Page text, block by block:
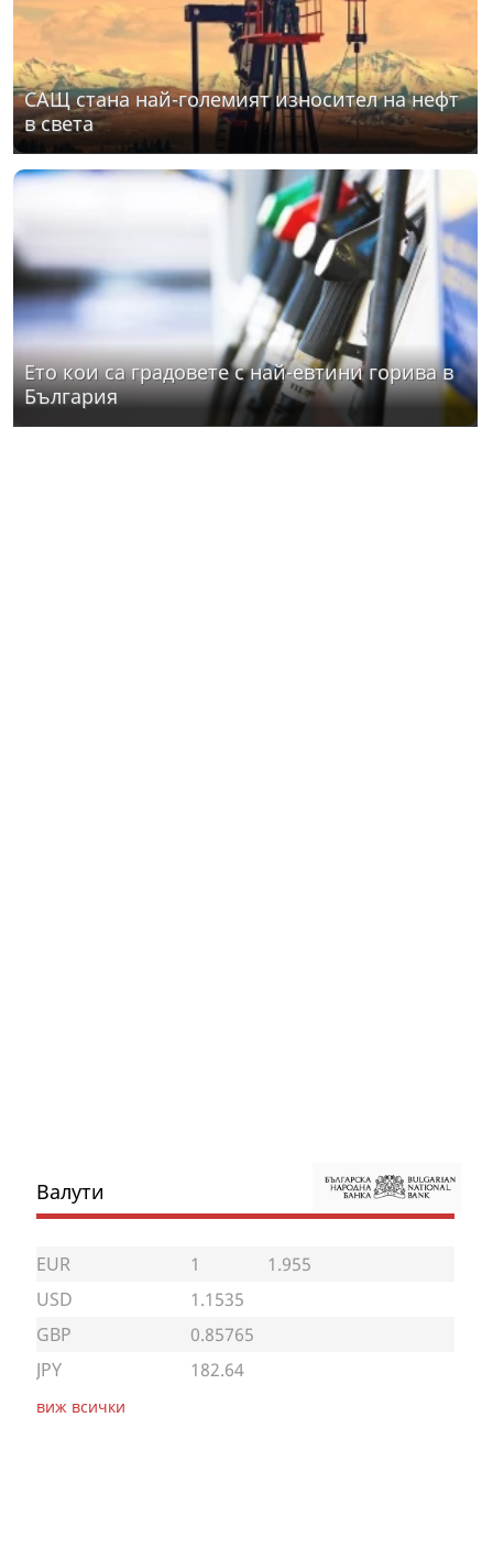
САЩ стана най-големият износител на нефт
в света
Ето кои са градовете с най-евтини горива в
България
Валути
EUR 1
1.955
USD
1.1535
GBP
0.85765
JPY
182.64
виж всички